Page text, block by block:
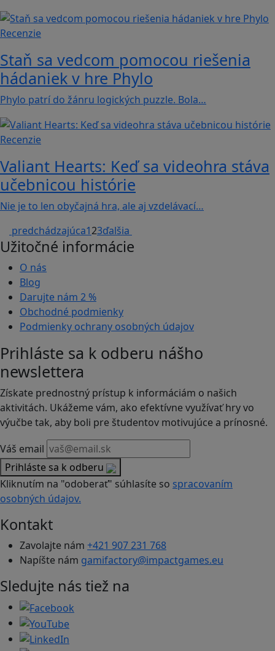
Recenzie
Staň sa vedcom pomocou riešenia
hádaniek v hre Phylo
Phylo patrí do žánru logických puzzle. Bola…
Recenzie
Valiant Hearts: Keď sa videohra stáva
učebnicou histórie
Nie je to len obyčajná hra, ale aj vzdelávací…
predchádzajúca123ďalšia
Užitočné informácie
O nás
Blog
Darujte nám 2 %
Obchodné podmienky
Podmienky ochrany osobných údajov
Prihláste sa k odberu nášho
newslettera
Získate prednostný prístup k informáciám o našich
aktivitách. Ukážeme vám, ako efektívne využívať hry vo
výučbe tak, aby boli pre študentov motivujúce a prínosné.
Váš email
Prihláste sa k odberu
Kliknutím na "odoberať" súhlasíte so spracovaním
osobných údajov.
Kontakt
Zavolajte nám +421 907 231 768
Napíšte nám gamifactory@impactgames.eu
Sledujte nás tiež na